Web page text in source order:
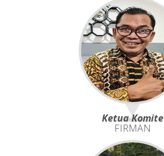
Ketua Komite
FIRMAN